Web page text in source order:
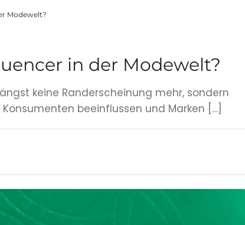
Modewelt?
in der Modewelt?
keine Randerscheinung mehr, sondern
beeinflussen und Marken […]